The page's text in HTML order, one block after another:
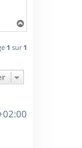
a
t
1 sur 1